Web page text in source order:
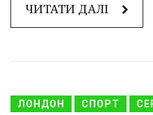
ЧИТАТИ ДАЛІ
ЛОНДОН СПОРТ